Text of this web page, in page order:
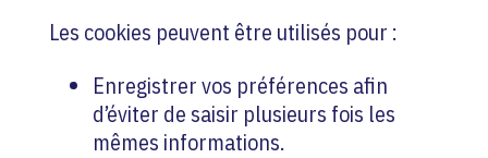
Les cookies peuvent être utilisés pour :
Enregistrer vos préférences afin
d’éviter de saisir plusieurs fois les
mêmes informations.